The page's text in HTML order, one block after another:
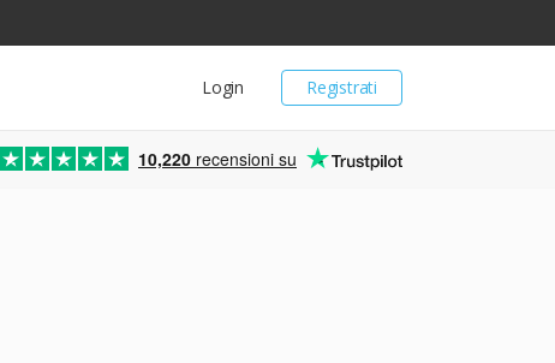
Registrati
Login
10,220 recensioni su